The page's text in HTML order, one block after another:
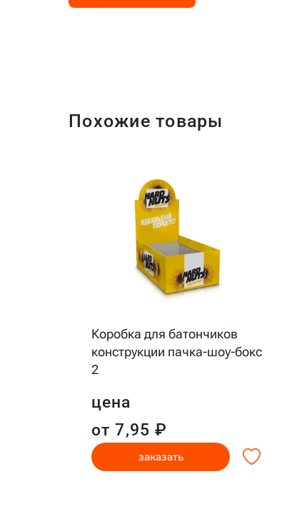
Похожие товары
Коробка для батончиков
конструкции пачка-шоу-бокс
2
цена
от 7,95 ₽
заказать